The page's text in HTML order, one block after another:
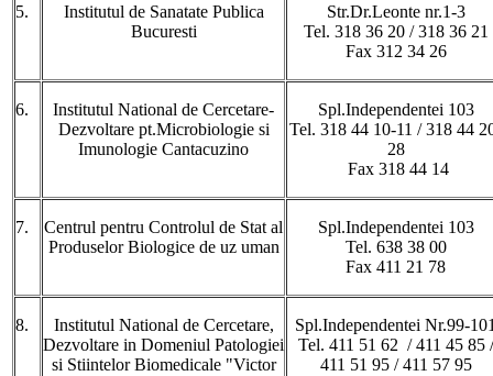
5.
Institutul de Sanatate Publica
Bucuresti
Str.Dr.Leonte nr.1-3
Tel. 318 36 20 / 318 36 21
Fax 312 34 26
6.
Institutul National de Cercetare-
Dezvoltare pt.Microbiologie si
Imunologie Cantacuzino
Spl.Independentei 103
Tel. 318 44 10-11 / 318 44
28
Fax 318 44 14
7.
Centrul pentru Controlul de Stat al
Produselor Biologice de uz uman
Spl.Independentei 103
Tel. 638 38 00
Fax 411 21 78
8.
Institutul National de Cercetare,
Dezvoltare in Domeniul Patologiei
si Stiintelor Biomedicale "Victor
Spl.Independentei Nr.99-
Tel. 411 51 62 / 411 45 85 /
411 51 95 / 411 57 95